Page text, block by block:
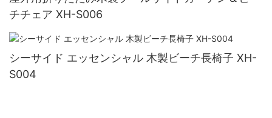
チチェア XH-S006
シーサイド エッセンシャル 木製ビーチ長椅子 XH-
S004